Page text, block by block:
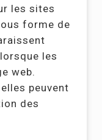
les sites
forme de
les
web.
peuvent
des